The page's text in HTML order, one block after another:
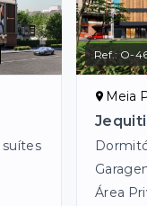
suítes
Ref.:O-
Meia
Área